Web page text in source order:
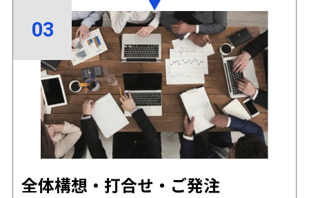
全体構想・打合せ・ご発注